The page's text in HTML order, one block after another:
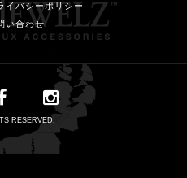
イバシーポリシー
い合わせ
RESERVED.